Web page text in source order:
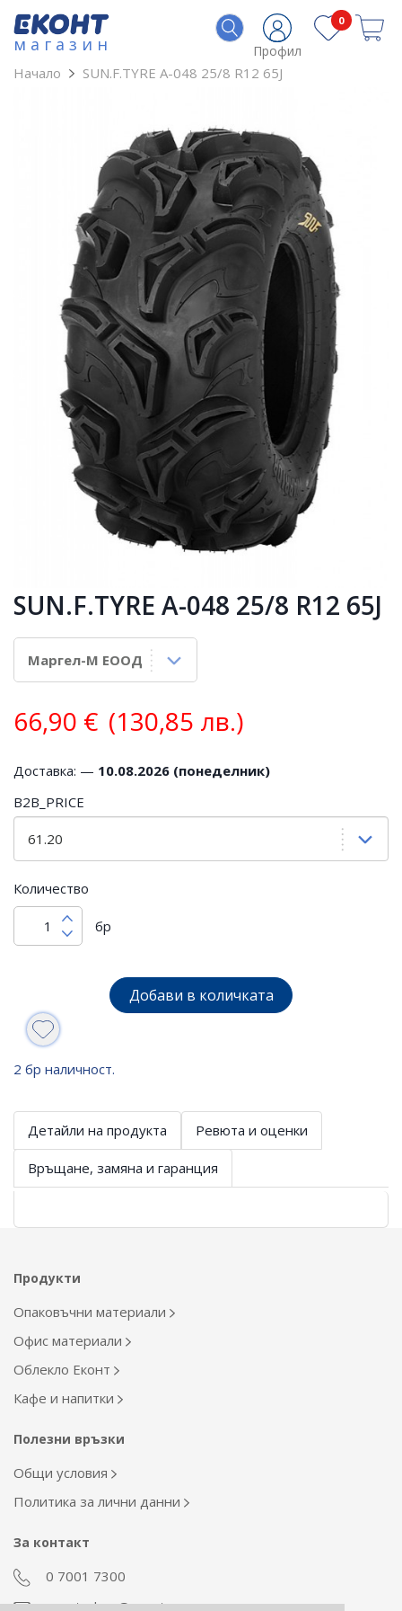
магазин Профил
0
Начало SUN.F.TYRE A-048 25/8 R12 65J
SUN.F.TYRE A-048 25/8 R12 65J
66,90 € (130,85 лв.)
Доставка: — 10.08.2026 (понеделник)
B2B_PRICE
Количество
бр
Добави в количката
2 бр наличност.
Детайли на продукта Ревюта и оценки
Връщане, замяна и гаранция
Продукти
Опаковъчни материали
Офис материали
Облекло Еконт
Кафе и напитки
Полезни връзки
Общи условия
Политика за лични данни
За контакт
0 7001 7300
econt_shop@econt.com